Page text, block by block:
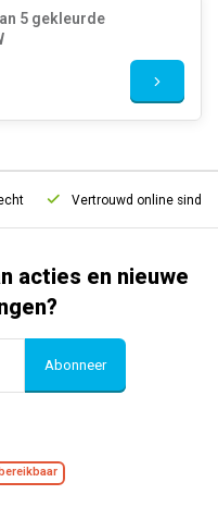
5 gekleurde
Vertrouwd online sinds
acties en nieuwe
Abonneer